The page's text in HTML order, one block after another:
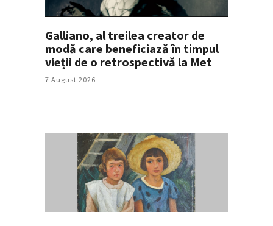
Galliano, al treilea creator de
modă care beneficiază în timpul
vieții de o retrospectivă la Met
7 August 2026